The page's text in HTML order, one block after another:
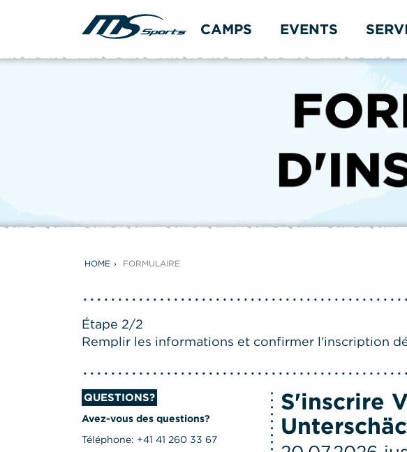
CAMPS EVENTS
HOME FORMULAIRE
Étape 2/2
Remplir les informations et confirmer l'inscription
S'inscrire
QUESTIONS?
Avez-vous des questions?
Téléphone: +41 41 260 33 67